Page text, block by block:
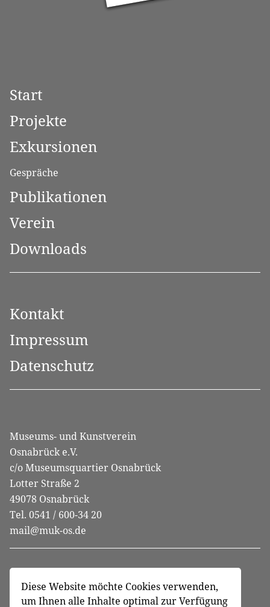
Diese Website möchte Cookies verwenden,
um Ihnen alle Inhalte optimal zur Verfügung
Start
Projekte
Exkursionen
Gespräche
Publikationen
Verein
Downloads
Kontakt
Impressum
Datenschutz
Museums- und Kunstverein
Osnabrück e.V.
c/o Museumsquartier Osnabrück
Lotter Straße 2
49078 Osnabrück
Tel. 0541 / 600-34 20
mail@muk-os.de